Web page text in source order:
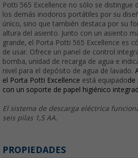
Potti 565 Excellence no sólo se distingue
los demás inodoros portátiles por su
único, sino que también destaca por su
altura del asiento. Junto con un asiento
grande, el Porta Potti 565 Excellence es
de usar. Ofrece un panel de control
bomba, unidad de recarga de agua e
nivel para el depósito de agua de lavado.
el Porta Potti Excellence está equipadode
con un soporte de papel higiénico
El sistema de descarga eléctrica
seis pilas 1,5 AA.
PROPIEDADES